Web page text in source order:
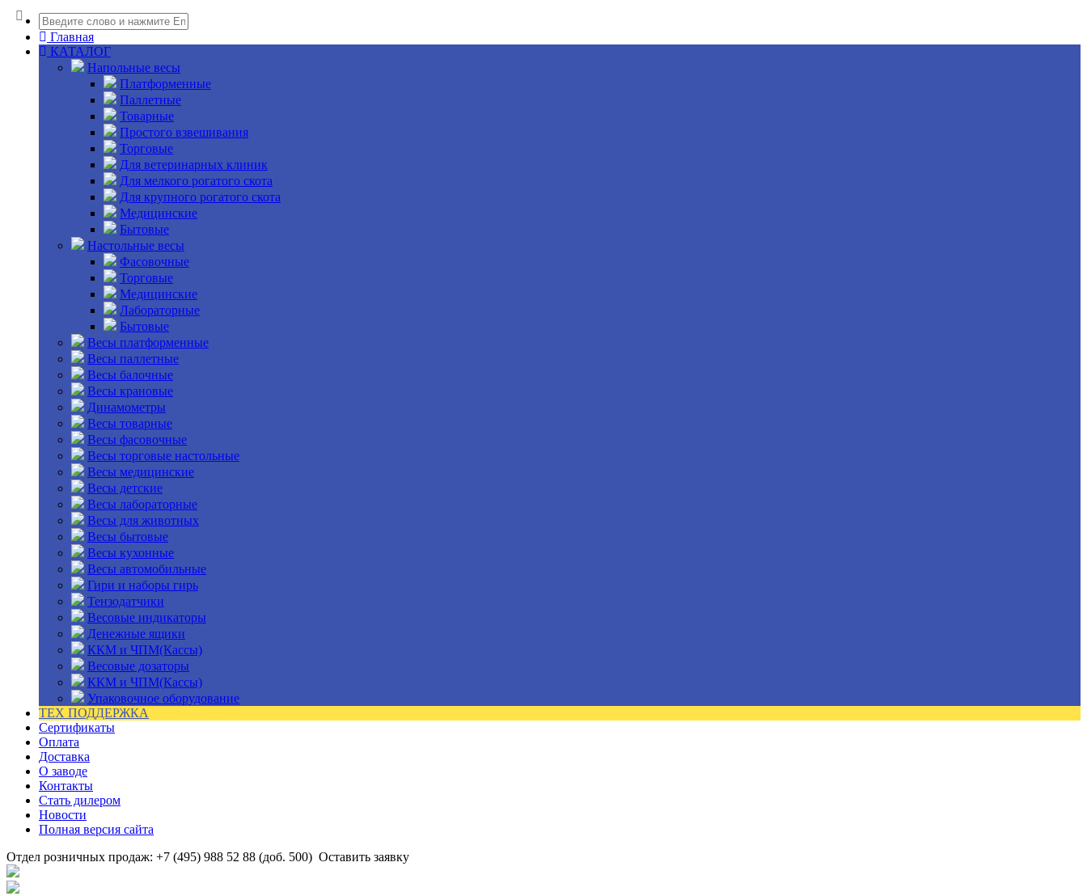
Главная
КАТАЛОГ
Напольные весы
Платформенные
Паллетные
Товарные
Простого взвешивания
Торговые
Для ветеринарных клиник
Для мелкого рогатого скота
Для крупного рогатого скота
Медицинские
Бытовые
Настольные весы
Фасовочные
Торговые
Медицинские
Лабораторные
Бытовые
Весы платформенные
Весы паллетные
Весы балочные
Весы крановые
Динамометры
Весы товарные
Весы фасовочные
Весы торговые настольные
Весы медицинские
Весы детские
Весы лабораторные
Весы для животных
Весы бытовые
Весы кухонные
Весы автомобильные
Гири и наборы гирь
Тензодатчики
Весовые индикаторы
Денежные ящики
ККМ и ЧПМ(Кассы)
Весовые дозаторы
ККМ и ЧПМ(Кассы)
Упаковочное оборудование
ТЕХ ПОДДЕРЖКА
Сертификаты
Оплата
Доставка
О заводе
Контакты
Стать дилером
Новости
Полная версия сайта
Отдел розничных продаж: +7 (495) 988 52 88 (доб. 500) Оставить заявку